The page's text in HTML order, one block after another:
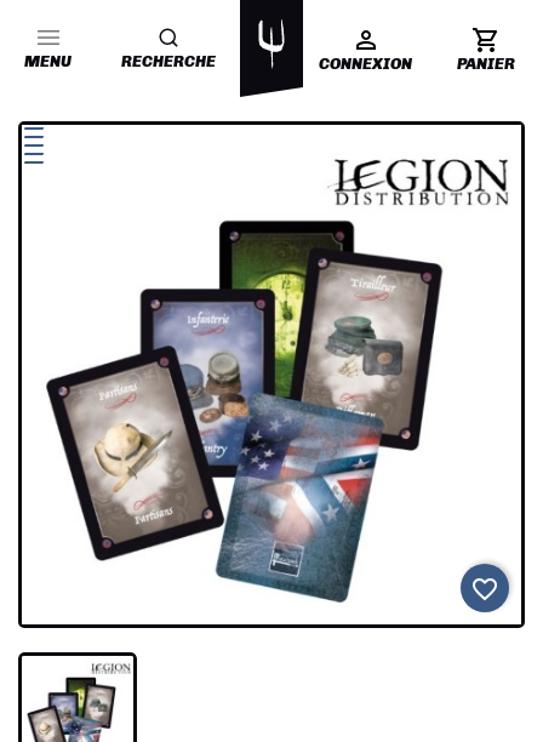
MENU RECHERCHE CONNEXION PANIER
favorite_border